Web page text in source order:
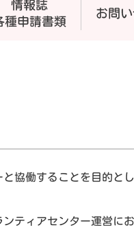
協働することを目的と
ティアセンター運営に